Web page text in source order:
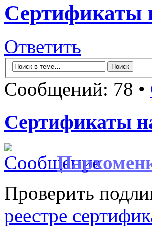
Сертификаты
Ответить
Сообщений: 78 •
Сертификаты
Проверить
реестре